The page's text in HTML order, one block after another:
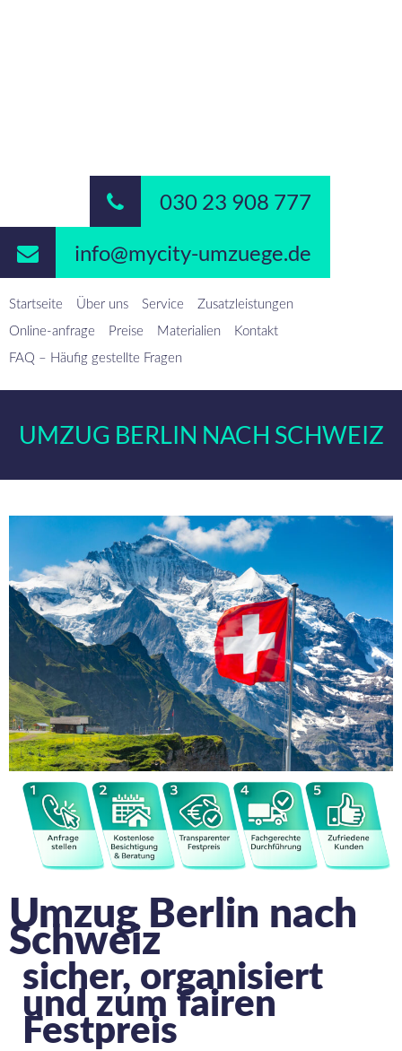
030 23 908 777
info@mycity-umzuege.de
Startseite Über uns Service
Zusatzleistungen
Online-anfrage
Preise Materialien
Kontakt
FAQ – Häufig gestellte Fragen
UMZUG BERLIN NACH SCHWEIZ
Umzug Berlin nach
Schweiz
sicher, organisiert
und zum fairen
Festpreis